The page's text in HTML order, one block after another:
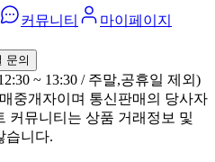
커뮤니티
마이페이지
문의
~ 13:30 / 주말,공휴일 제외)
중개자이며 통신판매의 당사자
커뮤니티는 상품 거래정보 및
습니다.